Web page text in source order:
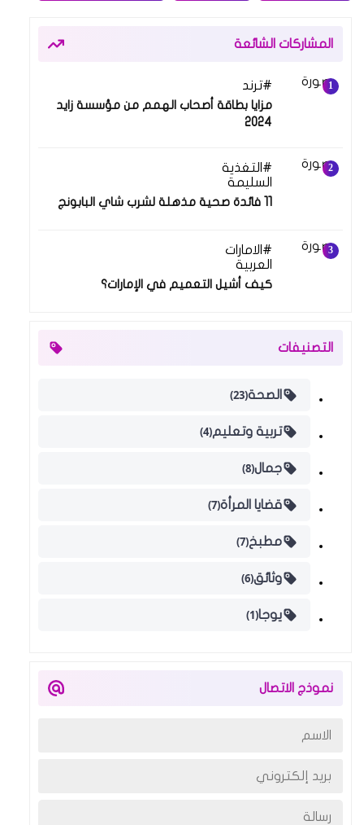
المشاركات الشائعة
ترند
مزايا بطاقة أصحاب الهمم من مؤسسة زايد
2024
التغذية
السليمة
11 فائدة صحية مذهلة لشرب شاي البابونج
الامارات
العربية
كيف أشيل التعميم في الإمارات؟
التصنيفات
الصحة(23)
تربية وتعليم(4)
جمال(8)
قضايا المرأة(7)
مطبخ(7)
وثائق(6)
يوجا(1)
نموذج الاتصال